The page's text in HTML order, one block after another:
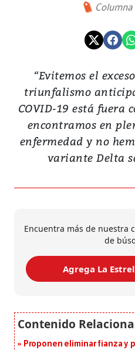
“Evitemos el
triunfalismo
COVID-19 está fuera
encontramos en
enfermedad y no
variante Delta
Encuentra más de nuestra
de
Agrega La
Proponen eliminar fianza y